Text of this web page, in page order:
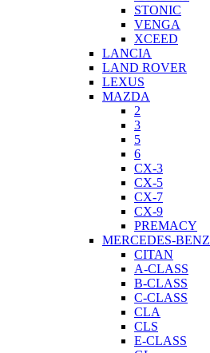
STONIC
VENGA
XCEED
LANCIA
LAND ROVER
LEXUS
MAZDA
2
3
5
6
CX-3
CX-5
CX-7
CX-9
PREMACY
MERCEDES-BENZ
CITAN
A-CLASS
B-CLASS
C-CLASS
CLA
CLS
E-CLASS